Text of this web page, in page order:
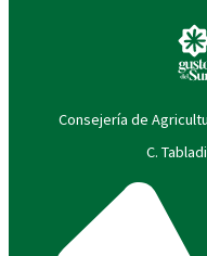
Consejería de
C.